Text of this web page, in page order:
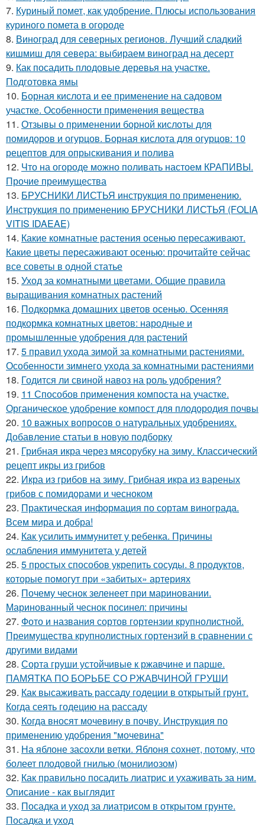
7. Куриный помет, как удобрение. Плюсы использования
куриного помета в огороде
8. Виноград для северных регионов. Лучший сладкий
кишмиш для севера: выбираем виноград на десерт
9. Как посадить плодовые деревья на участке.
Подготовка ямы
10. Борная кислота и ее применение на садовом
участке. Особенности применения вещества
11. Отзывы о применении борной кислоты для
помидоров и огурцов. Борная кислота для огурцов: 10
рецептов для опрыскивания и полива
12. Что на огороде можно поливать настоем КРАПИВЫ.
Прочие преимущества
13. БРУСНИКИ ЛИСТЬЯ инструкция по применению.
Инструкция по применению БРУСНИКИ ЛИСТЬЯ (FOLIA
VITIS IDAEAE)
14. Какие комнатные растения осенью пересаживают.
Какие цветы пересаживают осенью: прочитайте сейчас
все советы в одной статье
15. Уход за комнатными цветами. Общие правила
выращивания комнатных растений
16. Подкормка домашних цветов осенью. Осенняя
подкормка комнатных цветов: народные и
промышленные удобрения для растений
17. 5 правил ухода зимой за комнатными растениями.
Особенности зимнего ухода за комнатными растениями
18. Годится ли свиной навоз на роль удобрения?
19. 11 Способов применения компоста на участке.
Органическое удобрение компост для плодородия почвы
20. 10 важных вопросов о натуральных удобрениях.
Добавление статьи в новую подборку
21. Грибная икра через мясорубку на зиму. Классический
рецепт икры из грибов
22. Икра из грибов на зиму. Грибная икра из вареных
грибов с помидорами и чесноком
23. Практическая информация по сортам винограда.
Всем мира и добра!
24. Как усилить иммунитет у ребенка. Причины
ослабления иммунитета у детей
25. 5 простых способов укрепить сосуды. 8 продуктов,
которые помогут при «забитых» артериях
26. Почему чеснок зеленеет при мариновании.
Маринованный чеснок посинел: причины
27. Фото и названия сортов гортензии крупнолистной.
Преимущества крупнолистных гортензий в сравнении с
другими видами
28. Сорта груши устойчивые к ржавчине и парше.
ПАМЯТКА ПО БОРЬБЕ СО РЖАВЧИНОЙ ГРУШИ
29. Как высаживать рассаду годеции в открытый грунт.
Когда сеять годецию на рассаду
30. Когда вносят мочевину в почву. Инструкция по
применению удобрения "мочевина"
31. На яблоне засохли ветки. Яблоня сохнет, потому, что
болеет плодовой гнилью (монилиозом)
32. Как правильно посадить лиатрис и ухаживать за ним.
Описание - как выглядит
33. Посадка и уход за лиатрисом в открытом грунте.
Посадка и уход